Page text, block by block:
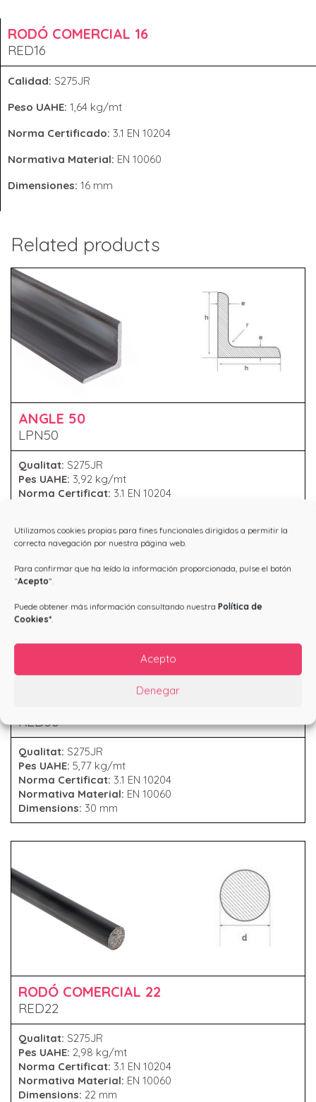
Utilizamos cookies propias para fines funcionales dirigidos a permitir la
correcta navegación por nuestra página web.
Para confirmar que ha leído la información proporcionada, pulse el botón
“Acepto”.
Puede obtener más información consultando nuestra Política de
Cookies*.
Acepto
Denegar
RODÓ COMERCIAL 16
RED16
Calidad: S275JR
Peso UAHE: 1,64 kg/mt
Norma Certificado: 3.1 EN 10204
Normativa Material: EN 10060
Dimensiones: 16 mm
Related products
ANGLE 50
LPN50
Qualitat: S275JR
Pes UAHE: 3,92 kg/mt
Norma Certificat: 3.1 EN 10204
RED30
Qualitat: S275JR
Pes UAHE: 5,77 kg/mt
Norma Certificat: 3.1 EN 10204
Normativa Material: EN 10060
Dimensions: 30 mm
RODÓ COMERCIAL 22
RED22
Qualitat: S275JR
Pes UAHE: 2,98 kg/mt
Norma Certificat: 3.1 EN 10204
Normativa Material: EN 10060
Dimensions: 22 mm